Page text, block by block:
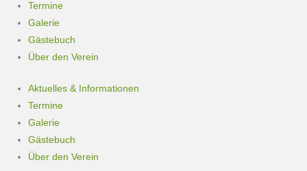
Termine
Galerie
Gästebuch
Über den Verein
Aktuelles & Informationen
Termine
Galerie
Gästebuch
Über den Verein